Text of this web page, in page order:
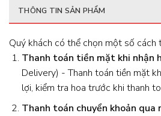
THÔNG TIN SẢN PHẨM
Quý khách có thể chọn một số cách
Thanh toán tiền mặt khi nhận
Delivery) - Thanh toán tiền mặt
lợi, kiểm tra hoa trước khi thanh
Thanh toán chuyển khoản qua